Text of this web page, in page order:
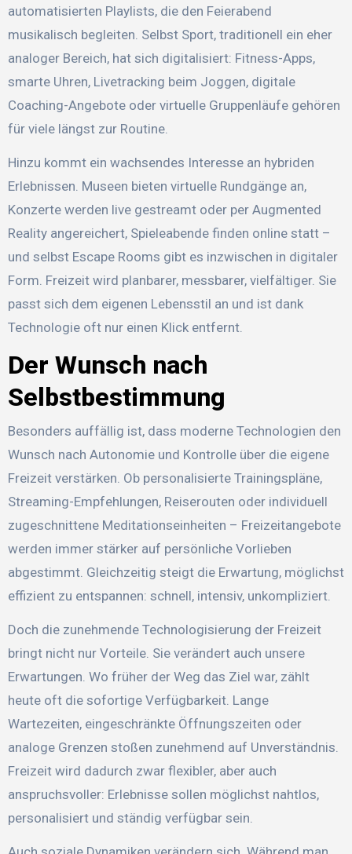
automatisierten Playlists, die den Feierabend
musikalisch begleiten. Selbst Sport, traditionell ein eher
analoger Bereich, hat sich digitalisiert: Fitness-Apps,
smarte Uhren, Livetracking beim Joggen, digitale
Coaching-Angebote oder virtuelle Gruppenläufe gehören
für viele längst zur Routine.
Hinzu kommt ein wachsendes Interesse an hybriden
Erlebnissen. Museen bieten virtuelle Rundgänge an,
Konzerte werden live gestreamt oder per Augmented
Reality angereichert, Spieleabende finden online statt –
und selbst Escape Rooms gibt es inzwischen in digitaler
Form. Freizeit wird planbarer, messbarer, vielfältiger. Sie
passt sich dem eigenen Lebensstil an und ist dank
Technologie oft nur einen Klick entfernt.
Der Wunsch nach
Selbstbestimmung
Besonders auffällig ist, dass moderne Technologien den
Wunsch nach Autonomie und Kontrolle über die eigene
Freizeit verstärken. Ob personalisierte Trainingspläne,
Streaming-Empfehlungen, Reiserouten oder individuell
zugeschnittene Meditationseinheiten – Freizeitangebote
werden immer stärker auf persönliche Vorlieben
abgestimmt. Gleichzeitig steigt die Erwartung, möglichst
effizient zu entspannen: schnell, intensiv, unkompliziert.
Doch die zunehmende Technologisierung der Freizeit
bringt nicht nur Vorteile. Sie verändert auch unsere
Erwartungen. Wo früher der Weg das Ziel war, zählt
heute oft die sofortige Verfügbarkeit. Lange
Wartezeiten, eingeschränkte Öffnungszeiten oder
analoge Grenzen stoßen zunehmend auf Unverständnis.
Freizeit wird dadurch zwar flexibler, aber auch
anspruchsvoller: Erlebnisse sollen möglichst nahtlos,
personalisiert und ständig verfügbar sein.